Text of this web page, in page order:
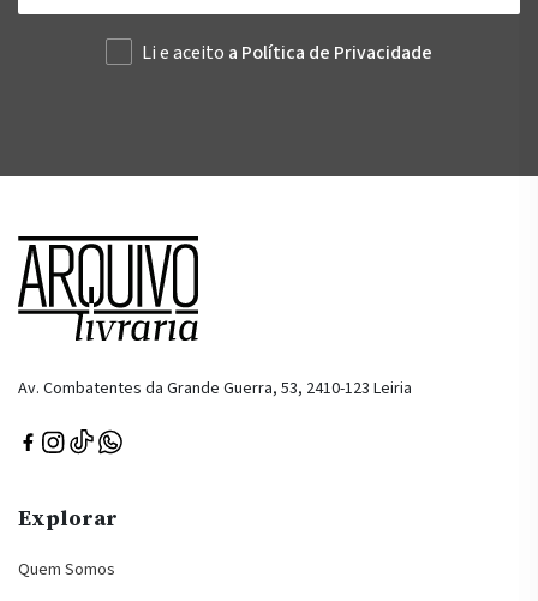
Li e aceito a Política de Privacidade
Av. Combatentes da Grande Guerra, 53, 2410-123 Leiria
Explorar
Quem Somos